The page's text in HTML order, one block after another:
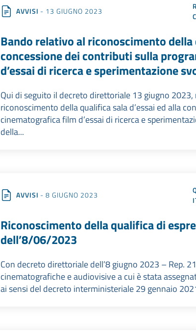
AVVISI - 13 GIUGNO 2023
Bando relativo al riconoscimento della
concessione dei contributi sulla
d’essai di ricerca e sperimentazione
Qui di seguito il decreto direttoriale 13 giugno
riconoscimento della qualifica sala d’essai ed alla
cinematografica film d’essai di ricerca e
della...
AVVISI - 8 GIUGNO 2023
Riconoscimento della qualifica di
dell’8/06/2023
Con decreto direttoriale dell’8 giugno 2023 – Rep.
cinematografiche e audiovisive a cui è stata
ai sensi del decreto interministeriale 29 gennaio